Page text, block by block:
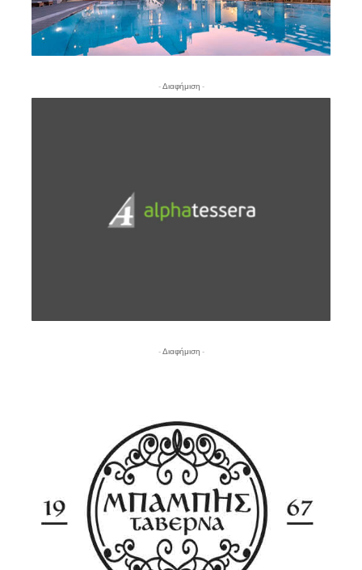
- Διαφήμιση -
- Διαφήμιση -